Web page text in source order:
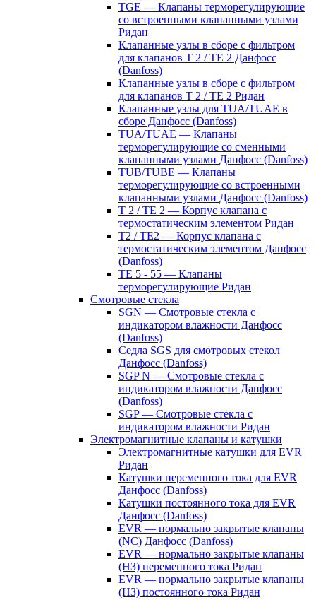
TGE — Клапаны терморегулирующие
со встроенными клапанными узлами
Ридан
Клапанные узлы в сборе с фильтром
для клапанов T 2 / TE 2 Данфосс
(Danfoss)
Клапанные узлы в сборе с фильтром
для клапанов T 2 / TE 2 Ридан
Клапанные узлы для TUA/TUAE в
сборе Данфосс (Danfoss)
TUA/TUAE — Клапаны
терморегулирующие со сменными
клапанными узлами Данфосс (Danfoss)
TUB/TUBE — Клапаны
терморегулирующие со встроенными
клапанными узлами Данфосс (Danfoss)
T 2 / TE 2 — Корпус клапана с
термостатическим элементом Ридан
T2 / TE2 — Корпус клапана с
термостатическим элементом Данфосс
(Danfoss)
TE 5 - 55 — Клапаны
терморегулирующие Ридан
Смотровые стекла
SGN — Смотровые стекла с
индикатором влажности Данфосс
(Danfoss)
Седла SGS для смотровых стекол
Данфосс (Danfoss)
SGP N — Смотровые стекла с
индикатором влажности Данфосс
(Danfoss)
SGP — Смотровые стекла с
индикатором влажности Ридан
Электромагнитные клапаны и катушки
Электромагнитные катушки для EVR
Ридан
Катушки переменного тока для EVR
Данфосс (Danfoss)
Катушки постоянного тока для EVR
Данфосс (Danfoss)
EVR — нормально закрытые клапаны
(NC) Данфосс (Danfoss)
EVR — нормально закрытые клапаны
(НЗ) переменного тока Ридан
EVR — нормально закрытые клапаны
(НЗ) постоянного тока Ридан